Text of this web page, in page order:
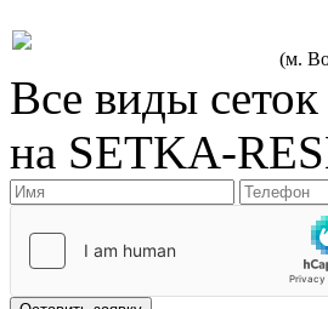
(м.
Все виды
на SETKA-